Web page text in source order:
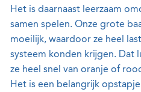
Het is daarnaast leerzaam
samen spelen. Onze grote
moeilijk, waardoor ze heel
systeem konden krijgen. Dat
ze heel snel van oranje of
Het is een belangrijk